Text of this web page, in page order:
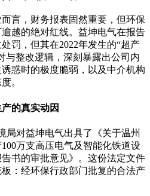
言，财务报表固然重要，但环保
越的绝对红线。益坤电气在报告
罚，但其在2022年发生的“超产
与整改逻辑，深刻暴露出公司内
惑时的极度脆弱，以及中介机构
。
的真实动因
局对益坤电气出具了《关于温州
万支高压电气及智能化铁道设
书的审批意见》。这份法定文件
：经环保行政部门批复的合法产